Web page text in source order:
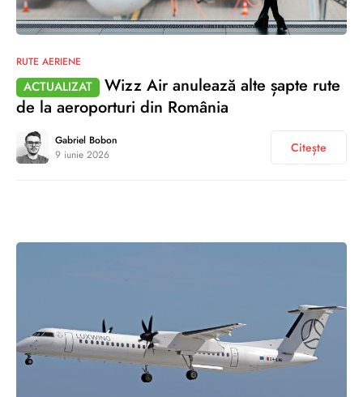
RUTE AERIENE
ACTUALIZAT
Wizz Air anulează alte șapte rute
de la aeroporturi din România
Gabriel Bobon
9 iunie 2026
Citește